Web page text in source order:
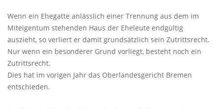
Wenn ein Ehegatte anlässlich einer Trennung aus dem im
Miteigentum stehenden Haus der Eheleute endgültig
auszieht, so verliert er damit grundsätzlich sein Zutrittsrecht.
Nur wenn ein besonderer Grund vorliegt, besteht noch ein
Zutrittsrecht.
Dies hat im vorigen Jahr das Oberlandesgericht Bremen
entschieden.